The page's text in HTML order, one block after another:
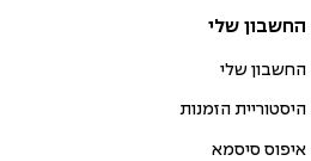
החשבון שלי
החשבון שלי
היסטוריית הזמנות
איפוס סיסמא